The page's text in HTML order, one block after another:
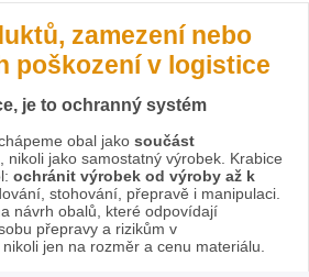
zamezení nebo
poškození v logistice
je to ochranný systém
obal jako součást
, nikoli jako samostatný výrobek. Krabice
ochránit výrobek od výroby až k
stohování, přepravě i manipulaci.
návrh obalů, které odpovídají
přepravy a rizikům v
jen na rozměr a cenu materiálu.